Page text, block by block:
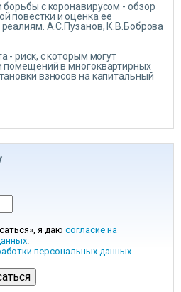
с коронавирусом - обзор
повестки и оценка ее
А.С.Пузанов, К.В.Боброва
- риск, с которым могут
помещений в многоквартирных
взносов на капитальный
я даю согласие на
.
персональных данных